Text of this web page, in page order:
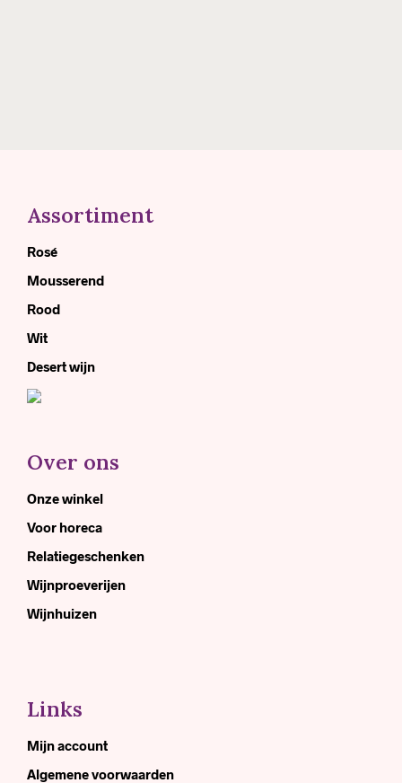
Assortiment
Rosé
Mousserend
Rood
Wit
Desert wijn
Over ons
Onze winkel
Voor horeca
Relatiegeschenken
Wijnproeverijen
Wijnhuizen
Links
Mijn account
Algemene voorwaarden